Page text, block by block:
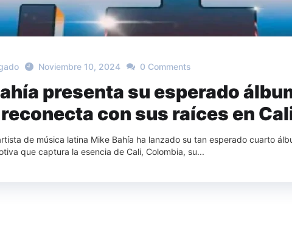
Noviembre 10, 2024 0 Comments
presenta su esperado
con sus raíces en
de música latina Mike Bahía ha lanzado su tan esperado cuarto
que captura la esencia de Cali, Colombia, su...